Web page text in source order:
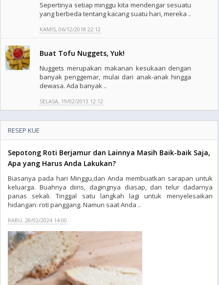
Sepertinya setiap minggu kita mendengar sesuatu
yang berbeda tentang kacang suatu hari, mereka ..
KAMIS, 06/12/2018 22:12
Buat Tofu Nuggets, Yuk!
Nuggets merupakan makanan kesukaan dengan
banyak penggemar, mulai dari anak-anak hingga
dewasa. Ada banyak ..
SELASA, 19/02/2013 12:12
RESEP KUE
Sepotong Roti Berjamur dan Lainnya Masih Baik-baik Saja,
Apa yang Harus Anda Lakukan?
Biasanya pada hari Minggu,dan Anda membuatkan sarapan untuk
keluarga. Buahnya diiris, dagingnya diasap, dan telur dadarnya
panas sekali. Tinggal satu langkah lagi untuk menyelesaikan
hidangan: roti panggang. Namun saat Anda ..
RABU, 28/02/2024 14:00